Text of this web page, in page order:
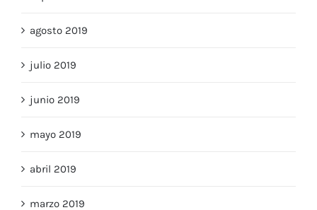
agosto 2019
julio 2019
junio 2019
mayo 2019
abril 2019
marzo 2019